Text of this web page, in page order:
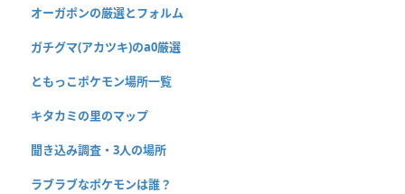
オーガポンの厳選とフォルム
ガチグマ(アカツキ)のa0厳選
ともっこポケモン場所一覧
キタカミの里のマップ
聞き込み調査・3人の場所
ラブラブなポケモンは誰？